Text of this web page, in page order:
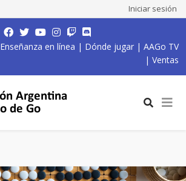
Iniciar sesión
Enseñanza en línea | Dónde jugar | AAGo TV
| Ventas